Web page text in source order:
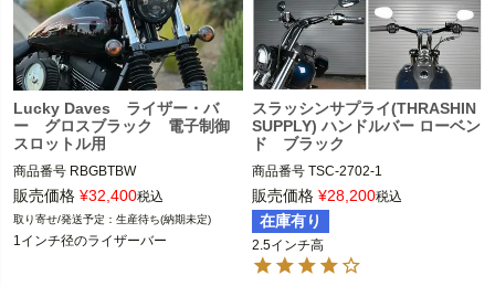
Lucky Daves ライザー・バ
ー グロスブラック 電子制御
スロットル用
商品番号 RBGBTBW
Lucky Daves（ラッキーデイブス）
販売価格 ¥32,400税込
生産待ち(納期未定)
1インチ径のライザーバー
スラッシンサプライ(THRASHIN
SUPPLY) ハンドルバー ローベン
ド ブラック
商品番号 TSC-2702-1
DR型番：0601-4142
1インチハンドルのハーレー
※スポーツスター、ダイナ、ソフテイ
ル
販売価格 ¥28,200税込
在庫有り
2.5インチ高